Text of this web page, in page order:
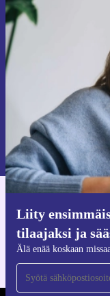
Liity
tilaajaksi ja
Älä enää koskaan
Älä
Lisätietoja